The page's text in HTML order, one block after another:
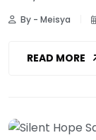
By - Meisya
READ MORE